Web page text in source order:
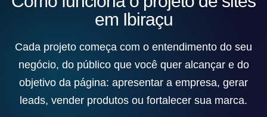
em Ibiraçu
Cada projeto começa com o entendimento do seu
negócio, do público que você quer alcançar e do
objetivo da página: apresentar a empresa, gerar
leads, vender produtos ou fortalecer sua marca.